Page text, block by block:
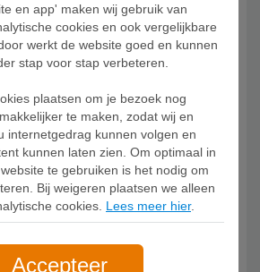
en app' maken wij gebruik van
cookies en ook vergelijkbare
werkt de website goed en kunnen
stap voor stap verbeteren.
plaatsen om je bezoek nog
te maken, zodat wij en
internetgedrag kunnen volgen en
kunnen laten zien. Om optimaal in
te gebruiken is het nodig om
Bij weigeren plaatsen we alleen
cookies. Lees meer hier.
Accepteer